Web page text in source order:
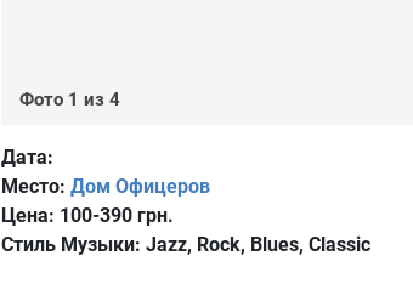
Фото 1 из 4
Дата:
Место: Дом Офицеров
Цена: 100-390 грн.
Стиль Музыки: Jazz, Rock, Blues, Classic